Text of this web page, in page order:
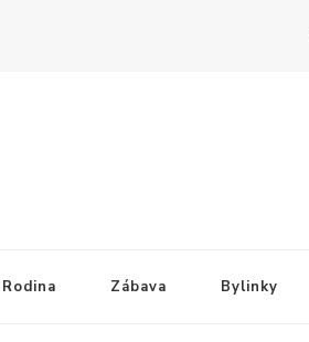
Rodina Zábava Bylinky